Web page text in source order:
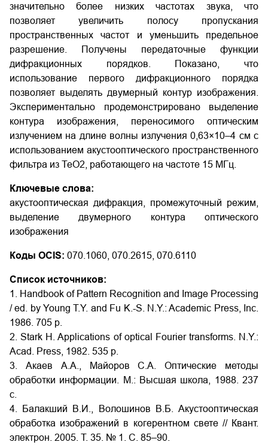
значительно более низких частотах звука, что
позволяет увеличить полосу пропускания
пространственных частот и уменьшить предельное
разрешение. Получены передаточные функции
дифракционных порядков. Показано, что
использование первого дифракционного порядка
позволяет выделять двумерный контур изображения.
Экспериментально продемонстрировано выделение
контура изображения, переносимого оптическим
излучением на длине волны излучения 0,63×10–4 см с
использованием акустооптического пространственного
фильтра из ТеО2, работающего на частоте 15 МГц.
Ключевые слова:
акустооптическая дифракция, промежуточный режим,
выделение двумерного контура оптического
изображения
Коды OCIS: 070.1060, 070.2615, 070.6110
Список источников:
1. Handbook of Pattern Recognition and Image Processing
/ ed. by Young T.Y. and Fu K.-S. N.Y.: Academic Press, Inc.
1986. 705 p.
2. Stark H. Applications of optical Fourier transforms. N.Y.:
Acad. Press, 1982. 535 p.
3. Акаев А.А., Майоров С.А. Оптические методы
обработки информации. М.: Высшая школа, 1988. 237
с.
4. Балакший В.И., Волошинов В.Б. Акустооптическая
обработка изображений в когерентном свете // Квант.
электрон. 2005. Т. 35. № 1. С. 85–90.